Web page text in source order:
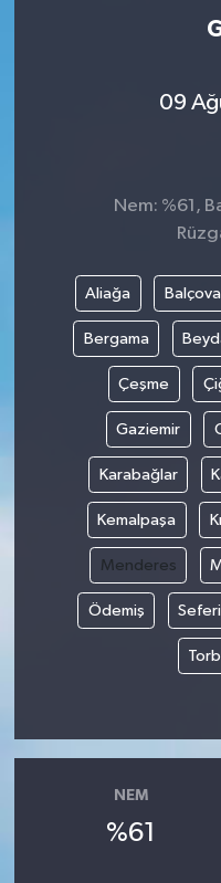
09
Nem: %61,
Aliağa Balçova
Bergama
Çeşme
Gaziemir
Karabağlar
Kemalpaşa
Menderes
Ödemiş
NEM
%61